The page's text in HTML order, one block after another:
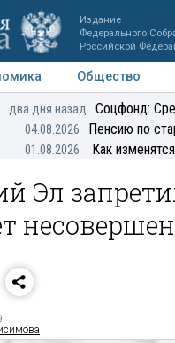
Издание
Федерального
Российской
Общество
Мнения
два дня назад Соцфонд:
04.08.2026 Пенсию по
01.08.2026 Как
Эл